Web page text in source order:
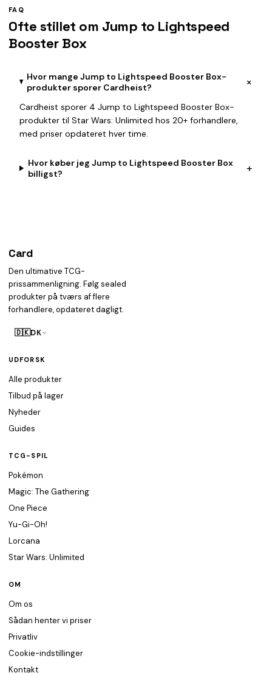
FAQ
Ofte stillet om Jump to Lightspeed
Booster Box
Hvor mange Jump to Lightspeed Booster Box-
produkter sporer Cardheist?
+
Cardheist sporer 4 Jump to Lightspeed Booster Box-
produkter til Star Wars: Unlimited hos 20+ forhandlere,
med priser opdateret hver time.
Hvor køber jeg Jump to Lightspeed Booster Box
billigst?
+
Card
Den ultimative TCG-
prissammenligning. Følg sealed
produkter på tværs af flere
forhandlere, opdateret dagligt.
🇩🇰DK
UDFORSK
Alle produkter
Tilbud på lager
Nyheder
Guides
TCG-SPIL
Pokémon
Magic: The Gathering
One Piece
Yu-Gi-Oh!
Lorcana
Star Wars: Unlimited
OM
Om os
Sådan henter vi priser
Privatliv
Cookie-indstillinger
Kontakt